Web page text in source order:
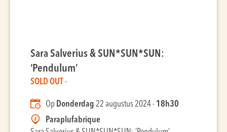
Sara Salverius & SUN*SUN*SUN:
‘Pendulum’
SOLD OUT -
Op Donderdag 22 augustus 2024 - 18h30
Paraplufabrique